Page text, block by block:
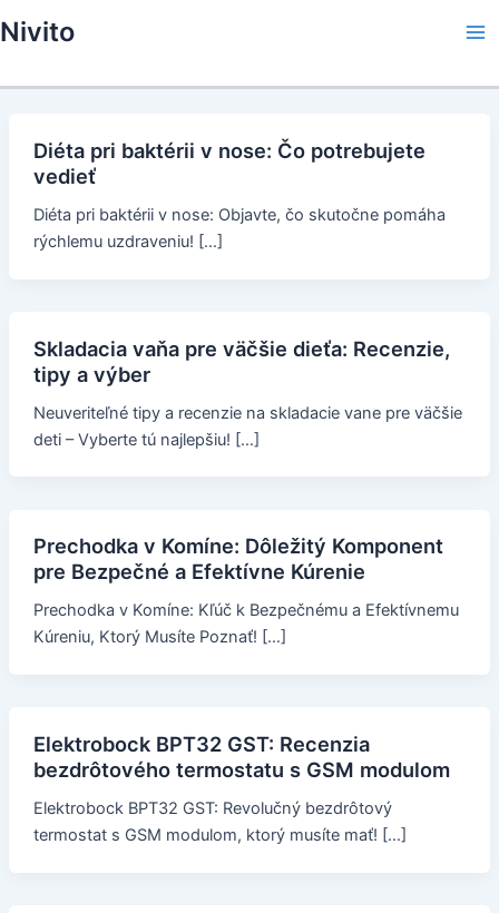
to
Nivito
Diéta pri baktérii v nose: Čo potrebujete
vedieť
Diéta pri baktérii v nose: Objavte, čo skutočne pomáha
rýchlemu uzdraveniu! […]
Skladacia vaňa pre väčšie dieťa: Recenzie,
tipy a výber
Neuveriteľné tipy a recenzie na skladacie vane pre väčšie
deti – Vyberte tú najlepšiu! […]
Prechodka v Komíne: Dôležitý Komponent
pre Bezpečné a Efektívne Kúrenie
Prechodka v Komíne: Kľúč k Bezpečnému a Efektívnemu
Kúreniu, Ktorý Musíte Poznať! […]
Elektrobock BPT32 GST: Recenzia
bezdrôtového termostatu s GSM modulom
Elektrobock BPT32 GST: Revolučný bezdrôtový
termostat s GSM modulom, ktorý musíte mať! […]